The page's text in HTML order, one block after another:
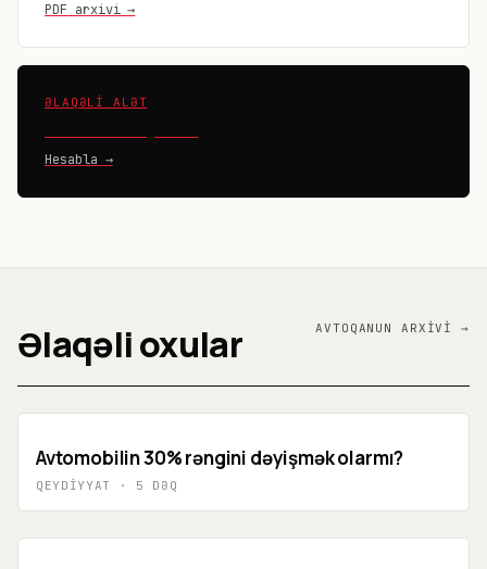
PDF arxivi →
ƏLAQƏLI ALƏT
Hesabla →
Əlaqəli oxular AVTO QANUN ARXIVI →
Avtomobilin 30% rəngini dəyişmək olarmı?
QEYDIYYAT · 5 DƏQ